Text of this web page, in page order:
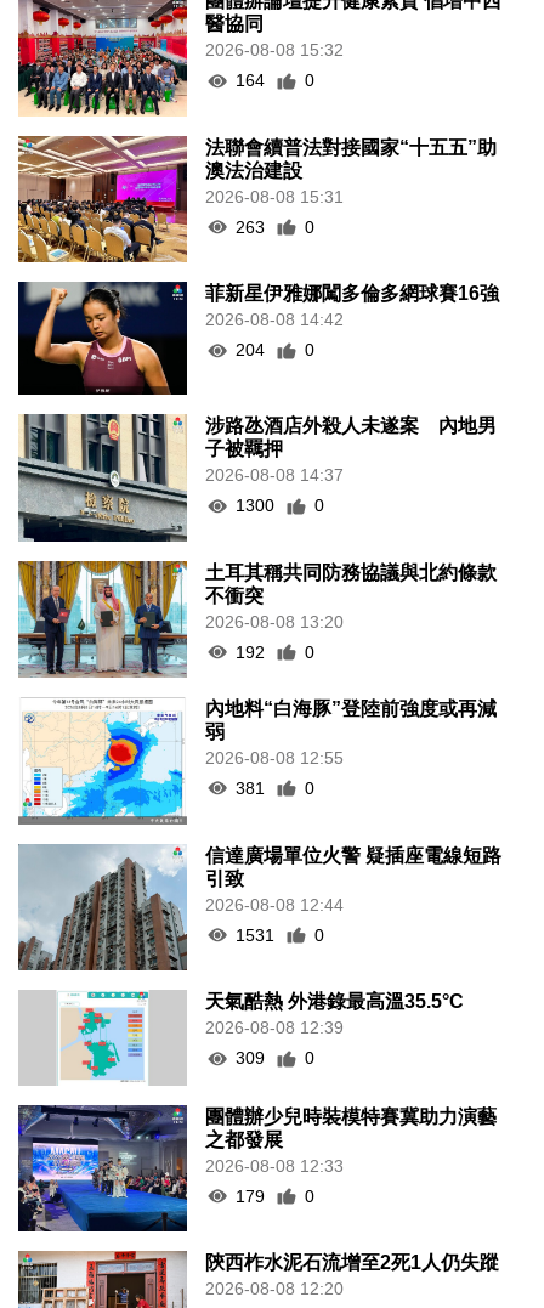
醫協同
2026-08-08 15:32
164
0
法聯會續普法對接國家“十五五”助
澳法治建設
2026-08-08 15:31
263
0
菲新星伊雅娜闖多倫多網球賽16強
2026-08-08 14:42
204
0
涉路氹酒店外殺人未遂案 內地男
子被羈押
2026-08-08 14:37
1300
0
土耳其稱共同防務協議與北約條款
不衝突
2026-08-08 13:20
192
0
內地料“白海豚”登陸前強度或再減
弱
2026-08-08 12:55
381
0
信達廣場單位火警 疑插座電線短路
引致
2026-08-08 12:44
1531
0
天氣酷熱 外港錄最高溫35.5°C
2026-08-08 12:39
309
0
團體辦少兒時裝模特賽冀助力演藝
之都發展
2026-08-08 12:33
179
0
陝西柞水泥石流增至2死1人仍失蹤
2026-08-08 12:20